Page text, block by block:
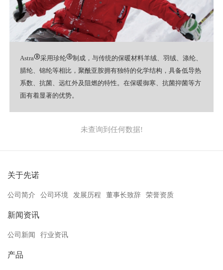
Astra 采用珍纶
制成，与传统的保暖材料羊绒、羽绒、涤纶、
腈纶、锦纶等相比，聚酰亚胺拥有独特的化学结构，具备低导热
系数、抗菌、远红外及阻燃的特性。在保暖御寒、抗菌抑菌等方
面有着显著的优势。
未查询到任何数据!
关于先诺
公司简介 公司环境 发展历程 董事长致辞 荣誉资质
新闻资讯
公司新闻 行业资讯
产品